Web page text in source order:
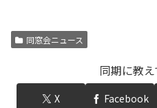
同窓会ニュース
同期に教
X Facebook